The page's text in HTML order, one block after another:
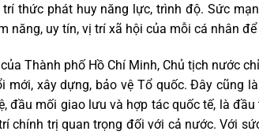
thức phát huy năng lực, trình độ. Sức
năng, uy tín, vị trí xã hội của mỗi cá nhân
Thành phố Hồ Chí Minh, Chủ tịch nước
mới, xây dựng, bảo vệ Tổ quốc. Đây cũng
đầu mối giao lưu và hợp tác quốc tế, là
chính trị quan trọng đối với cả nước. Với